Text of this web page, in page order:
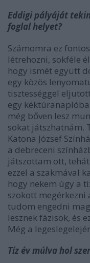
Eddigi pályáját
foglal helyet?
Számomra ez
létrehozni, sokféle
hogy ismét együtt
egy közös
tisztességgel
egy
még bőven lesz
sokat játszhatnám.
Katona József
a debreceni
játszottam ott,
ezzel a szakmával
hogy nekem úgy a
szokott megérkezni
tudom engedni
lesznek fázisok, és
Még a
Tíz év múlva hol